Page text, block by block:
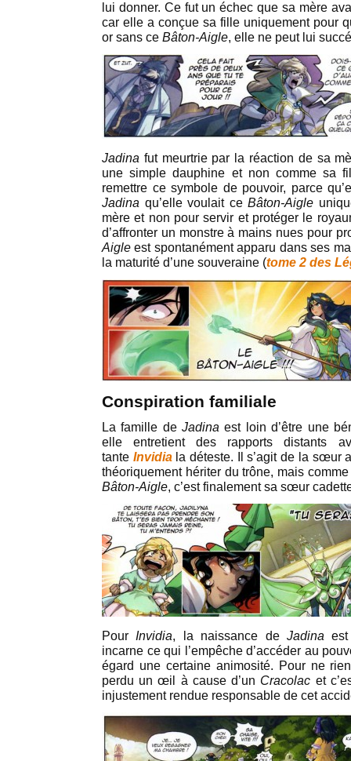
lui donner. Ce fut un échec que sa mère
car elle a conçue sa fille uniquement pour
or sans ce Bâton-Aigle, elle ne peut lui
Jadina fut meurtrie par la réaction de sa
une simple dauphine et non comme sa
remettre ce symbole de pouvoir, parce
Jadina qu’elle voulait ce Bâton-Aigle
mère et non pour servir et protéger le
d’affronter un monstre à mains nues pour
Aigle est spontanément apparu dans ses
la maturité d’une souveraine (tome 2 des
Conspiration familiale
La famille deJadina est loin d’être une
elle entretient des rapports distants
tante Invidia la déteste. Il s’agit de la sœur
théoriquement hériter du trône, mais
Bâton-Aigle, c’est finalement sa sœur
Pour Invidia, la naissance deJadina
incarne ce qui l’empêche d’accéder au
égard une certaine animosité. Pour ne
perdu un œil à cause d’un Cracolac et
injustement rendue responsable de cet